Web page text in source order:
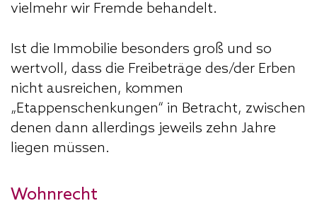
vielmehr wir Fremde behandelt.
Ist die Immobilie besonders groß und so
wertvoll, dass die Freibeträge des/der Erben
nicht ausreichen, kommen
„Etappenschenkungen“ in Betracht, zwischen
denen dann allerdings jeweils zehn Jahre
liegen müssen.
Wohnrecht